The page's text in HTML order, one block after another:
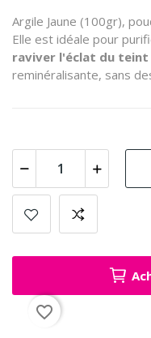
Argile Jaune (100gr),
Elle est idéale pour
raviver l'éclat du teint
reminéralisante, sans
favorite_border